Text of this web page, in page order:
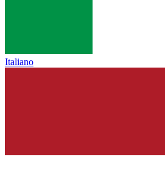
Italiano